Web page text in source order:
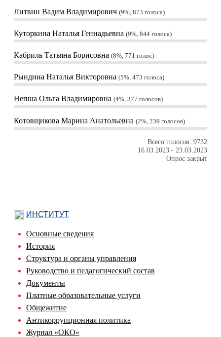
Литвин Вадим Владимирович 9%, 873 голоса
Куторкина Наталья Геннадьевна 9%, 844 голоса
Кабриль Татьяна Борисовна 8%, 771 голос
Рындина Наталья Викторовна 5%, 473 голоса
Непша Ольга Владимировна 4%, 377 голосов
Котовщикова Марина Анатольевна 2%, 239 голосов
Всего голосов: 9732
16.03.2023 - 23.03.2023
Опрос закрыт
ИНСТИТУТ
Основные сведения
История
Структура и органы управления
Руководство и педагогический состав
Документы
Платные образовательные услуги
Общежитие
Антикоррупционная политика
Журнал «ОКО»